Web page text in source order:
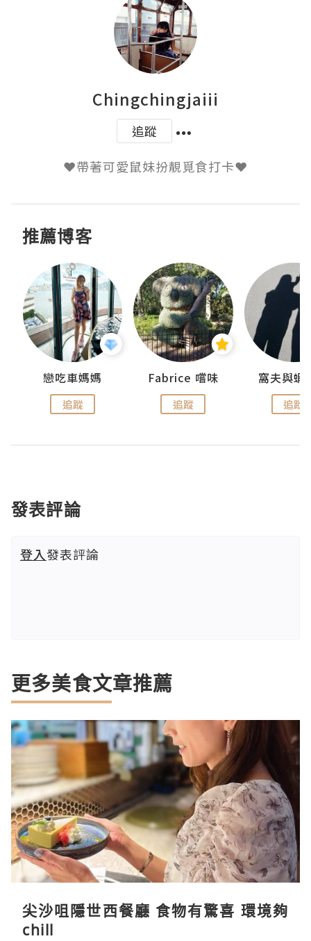
Chingchingjaiii
追蹤
推薦博客
戀吃車媽媽
追蹤
Fabrice 嚐味
追蹤
窩夫與蝦
追蹤
發表評論
登入發表評論
更多美食文章推薦
尖沙咀隱世西餐廳 食物有驚喜 環境夠
chill